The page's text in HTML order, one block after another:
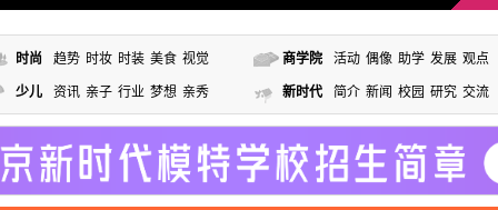
时尚 趋势 时妆 时装 美食 视觉 商学院 活动 偶像 助学 发展 观点
少儿 资讯 亲子 行业 梦想 亲秀 新时代 简介 新闻 校园 研究 交流